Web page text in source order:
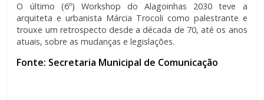
O último (6º) Workshop do Alagoinhas 2030 teve a
arquiteta e urbanista Márcia Trocoli como palestrante e
trouxe um retrospecto desde a década de 70, até os anos
atuais, sobre as mudanças e legislações.
Fonte: Secretaria Municipal de Comunicação